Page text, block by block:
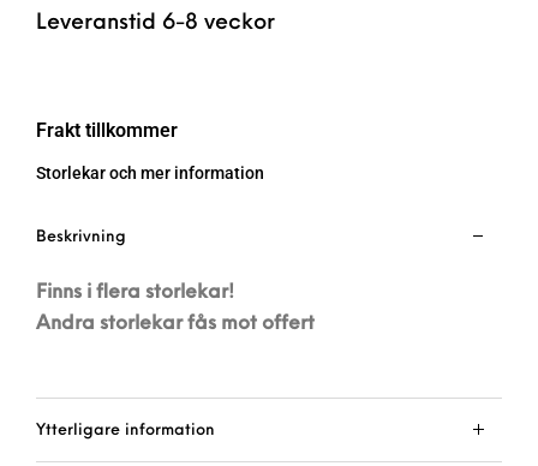
Leveranstid 6-8 veckor
Frakt tillkommer
Storlekar och mer information
Beskrivning
Finns i flera storlekar!
Andra storlekar fås mot offert
Ytterligare information